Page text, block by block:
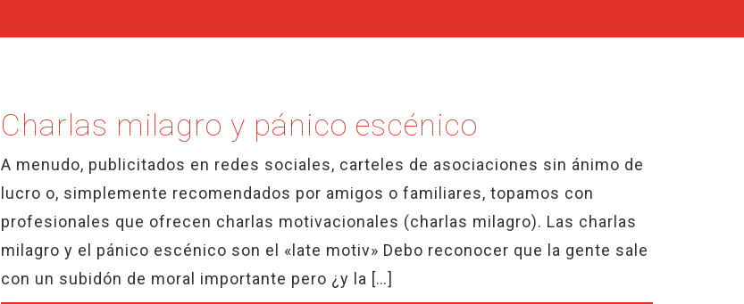
Charlas milagro y pánico escénico
A menudo, publicitados en redes sociales, carteles de asociaciones sin ánimo de
lucro o, simplemente recomendados por amigos o familiares, topamos con
profesionales que ofrecen charlas motivacionales (charlas milagro). Las charlas
milagro y el pánico escénico son el «late motiv» Debo reconocer que la gente sale
con un subidón de moral importante pero ¿y la […]